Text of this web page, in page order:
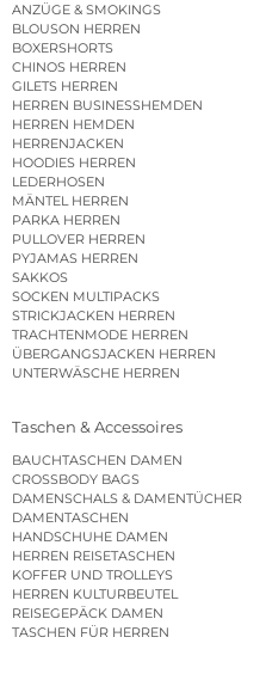
ANZÜGE & SMOKINGS
BLOUSON HERREN
BOXERSHORTS
CHINOS HERREN
GILETS HERREN
HERREN BUSINESSHEMDEN
HERREN HEMDEN
HERRENJACKEN
HOODIES HERREN
LEDERHOSEN
MÄNTEL HERREN
PARKA HERREN
PULLOVER HERREN
PYJAMAS HERREN
SAKKOS
SOCKEN MULTIPACKS
STRICKJACKEN HERREN
TRACHTENMODE HERREN
ÜBERGANGSJACKEN HERREN
UNTERWÄSCHE HERREN
Taschen & Accessoires
BAUCHTASCHEN DAMEN
CROSSBODY BAGS
DAMENSCHALS & DAMENTÜCHER
DAMENTASCHEN
HANDSCHUHE DAMEN
HERREN REISETASCHEN
KOFFER UND TROLLEYS
HERREN KULTURBEUTEL
REISEGEPÄCK DAMEN
TASCHEN FÜR HERREN